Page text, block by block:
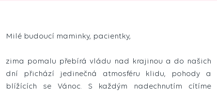
Milé budoucí maminky, pacientky,
zima pomalu přebírá vládu nad krajinou a do našich
dní přichází jedinečná atmosféru klidu, pohody a
blížících se Vánoc. S každým nadechnutím cítíme